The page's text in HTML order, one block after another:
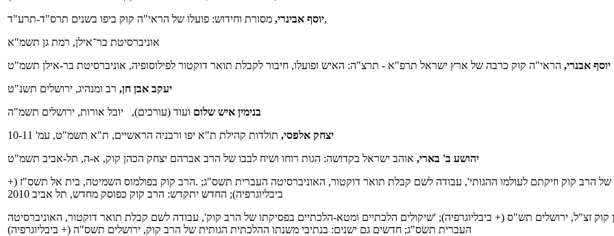
יוסף אבינרי,מסורת וחידוש: פועלו של הראי"ה קוק ביפו בשנים תרס"ד-תרע"ד,
אוניברסיטת בר־אילן, רמת גן תשמ"א
יוסף אבנרי, הראי"ה קוק כרבה של ארץ ישראל תרפ"א - תרצ"ה: האיש ופועלו, חיבור לקבלת תואר דוקטור לפילוסופיה, אוניברסיטת בר-אילן תשמ"ט
יעקב אבן חן, רב ומנהיג, ירושלים תשנ"ט
בנימין איש שלום ועוד (עורכים), יובל אורות, ירושלים תשמ"ה
יצחק אלפסי, תולדות קהילת ת"א יפו ורבניה הראשיים, ת"א תשמ"ט, עמ' 10-11
יהושע ב' בארי, אוהב ישראל בקדושה: הגות רוחו ושיח לבבו של הרב אברהם יצחק הכהן קוק, א-ה, תל-אביב תשמ"ט
הרב קוק וזיקתם לעולמו ההגותי', עבודה לשם קבלת תואר דוקטור, האוניברסיטה העברית תשס"ג; .הרב קוק בפולמוס השמיטה, בית אל תשס"ז (+
ביבליוגרפיה); החדש יתקדש: הרב קוק כפוסק מחדש, תל אביב 2010
זצ"ל, ירושלים תש"ס (+ ביבליוגרפיה); 'שיקולים הלכתיים ומטא-הלכתיים בפסיקתו של הרב קוק', עבודה לשם קבלת תואר דוקטור, האוניברסיטה
העברית תשס"ג; חדשים גם ישנים: בנתיבי משנתו ההלכתית הגותית של הרב קוק, ירושלים תשס"ה (+ ביבליוגרפיה)